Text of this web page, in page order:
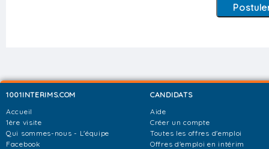
1001INTERIMS.COM
Accueil
1ère visite
Qui sommes-nous - L'équipe
Facebook
CANDIDATS
Aide
Créer un compte
Toutes les offres d'emploi
Offres d'emploi en intérim